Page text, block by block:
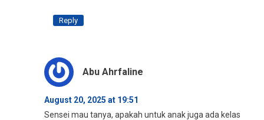
Reply
Abu Ahrfaline
August 20, 2025 at 19:51
Sensei mau tanya, apakah untuk anak juga ada kelas